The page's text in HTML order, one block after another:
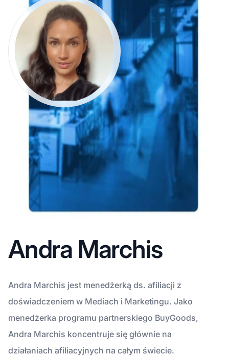
Andra Marchis
Andra Marchis jest menedżerką ds. afiliacji z
doświadczeniem w Mediach i Marketingu. Jako
menedżerka programu partnerskiego BuyGoods,
Andra Marchis koncentruje się głównie na
działaniach afiliacyjnych na całym świecie.